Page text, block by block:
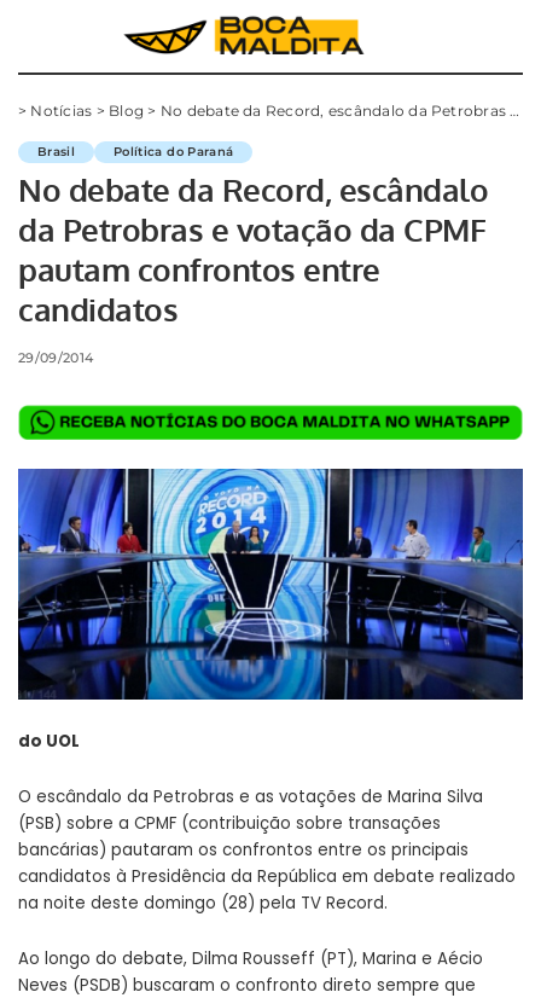
> Notícias > Blog > No debate da Record, escândalo da Petrobras e votação da CPMF pautam confrontos entre candidatos
Brasil Política do Paraná
No debate da Record, escândalo
da Petrobras e votação da CPMF
pautam confrontos entre
candidatos
29/09/2014
do UOL
O escândalo da Petrobras e as votações de Marina Silva
(PSB) sobre a CPMF (contribuição sobre transações
bancárias) pautaram os confrontos entre os principais
candidatos à Presidência da República em debate realizado
na noite deste domingo (28) pela TV Record.
Ao longo do debate, Dilma Rousseff (PT), Marina e Aécio
Neves (PSDB) buscaram o confronto direto sempre que